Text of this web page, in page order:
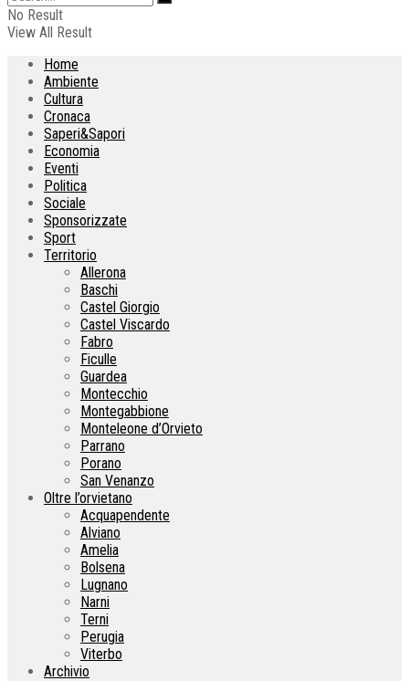
No Result
View All Result
Home
Ambiente
Cultura
Cronaca
Saperi&Sapori
Economia
Eventi
Politica
Sociale
Sponsorizzate
Sport
Territorio
Allerona
Baschi
Castel Giorgio
Castel Viscardo
Fabro
Ficulle
Guardea
Montecchio
Montegabbione
Monteleone d’Orvieto
Parrano
Porano
San Venanzo
Oltre l’orvietano
Acquapendente
Alviano
Amelia
Bolsena
Lugnano
Narni
Terni
Perugia
Viterbo
Archivio